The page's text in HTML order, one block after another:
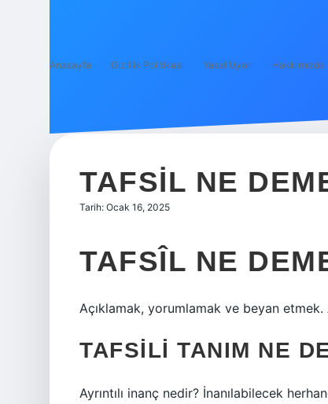
Anasayfa Gizlilik Politikası Yasal Uyarı Hakkımızda
TAFSIL NE
Tarih: Ocak 16, 2025
TAFSÎL NE
Açıklamak, yorumlamak ve beyan etmek.
TAFSILI TANIM NE
Ayrıntılı inanç nedir? İnanılabilecek